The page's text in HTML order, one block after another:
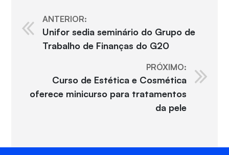
ANTERIOR:
Unifor sedia seminário do Grupo de
Trabalho de Finanças do G20
PRÓXIMO:
Curso de Estética e Cosmética
oferece minicurso para tratamentos
da pele